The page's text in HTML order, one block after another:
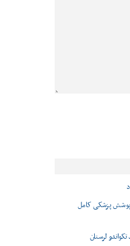
پوشش پزشکی کامل
لرستان